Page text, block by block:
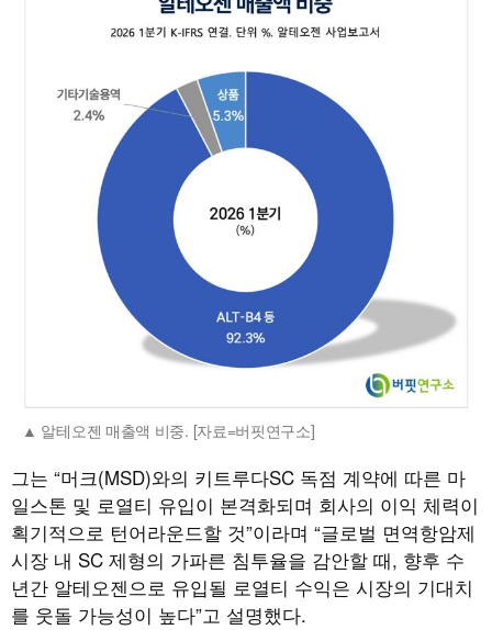
알테오젠 매출액 비중. [자료=버핏연구소]
그는 “머크(MSD)와의 키트루다SC 독점 계약에 따른 마
일스톤 및 로열티 유입이 본격화되며 회사의 이익 체력이
획기적으로 턴어라운드할 것”이라며 “글로벌 면역항암제
시장 내 SC 제형의 가파른 침투율을 감안할 때, 향후 수
년간 알테오젠으로 유입될 로열티 수익은 시장의 기대치
를 웃돌 가능성이 높다”고 설명했다.